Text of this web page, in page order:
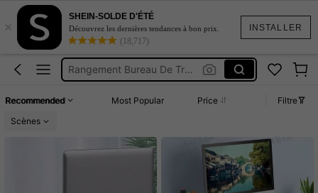
INSTALLER
×
SHEIN-SOLDE D'ÉTÉ
Découvrez les dernières tendances à bon prix.
(18,717)
Monitor Stand
Tiroir
Monitor Stand
Recommended Most Popular Price
Filtre
Scènes